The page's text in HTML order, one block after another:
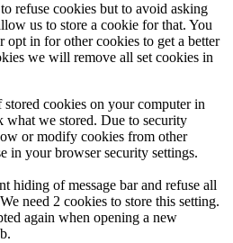
refuse cookies but to avoid asking
us to store a cookie for that. You
opt in for other cookies to get a better
we will remove all set cookies in
cookies on your computer in
what we stored. Due to security
or modify cookies from other
in your browser security settings.
hiding of message bar and refuse all
need 2 cookies to store this setting.
again when opening a new